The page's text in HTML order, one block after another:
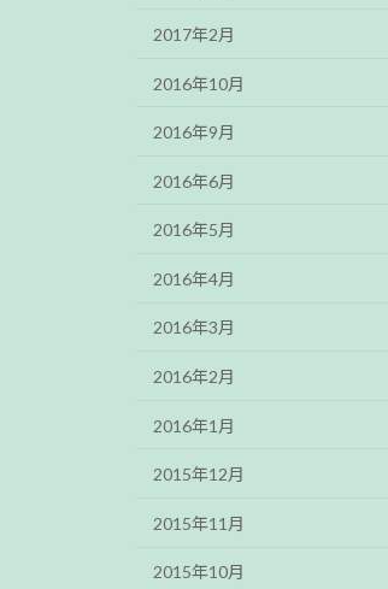
2017年2月
2016年10月
2016年9月
2016年6月
2016年5月
2016年4月
2016年3月
2016年2月
2016年1月
2015年12月
2015年11月
2015年10月